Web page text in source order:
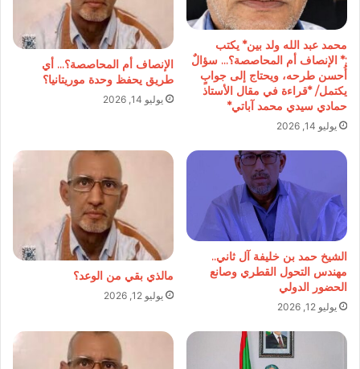
محمد عبد الله ولد بين* يكتب
:* الإنصاف أم المحاصصة؟… سؤالٌ
أُحسن طرحه، ويحتاج إلى جوابٍ
يكتمل/ *قراءة في مقال الأستاذ
حمادي سيدي محمد آباتي*
يوليو 14, 2026
الإنصاف أم المحاصصة؟… أي
طريق يحفظ وحدة موريتانيا؟
يوليو 14, 2026
الشيخ حمد بن خليفة آل ثاني..
مهندس التحول القطري وصانع
الحضور الدولي
يوليو 12, 2026
مالذي بقي من الوعد؟
يوليو 12, 2026